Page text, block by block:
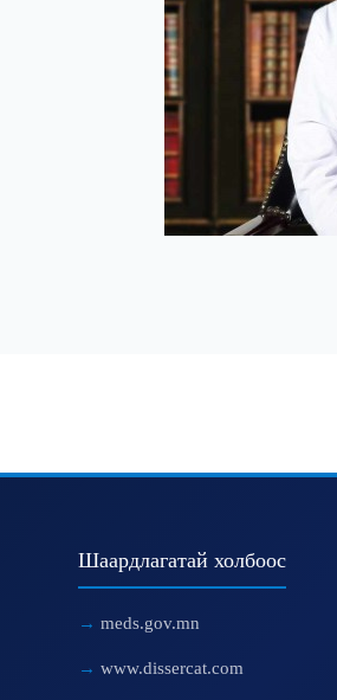
Шаардлагатай холбоос
meds.gov.mn
www.dissercat.com